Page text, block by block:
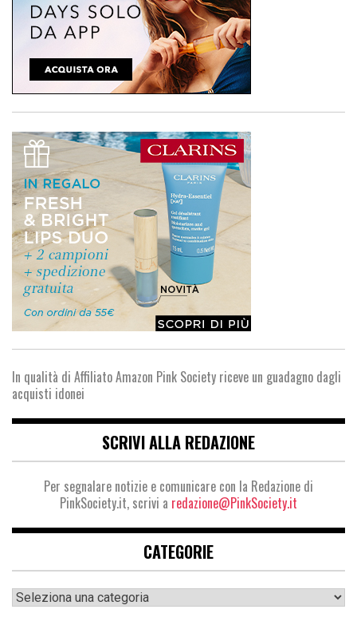
In qualità di Affiliato Amazon Pink Society riceve un guadagno dagli
acquisti idonei
SCRIVI ALLA REDAZIONE
Per segnalare notizie e comunicare con la Redazione di
PinkSociety.it, scrivi a redazione@PinkSociety.it
CATEGORIE
Categorie